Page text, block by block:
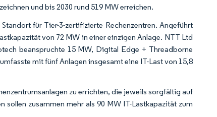
und bis 2030 rund 519 MW erreichen.
für Tier-3-zertifizierte Rechenzentren. Angeführt
von 72 MW in einer einzigen Anlage. NTT Ltd
beanspruchte 15 MW, Digital Edge + Threadborne
mit fünf Anlagen insgesamt eine IT-Last von 15,8
zu errichten, die jeweils sorgfältig auf
zusammen mehr als 90 MW IT-Lastkapazität zum